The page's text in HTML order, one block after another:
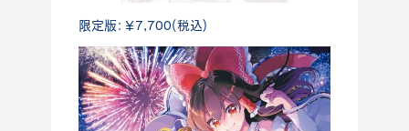
限定版：￥7,700(税込)